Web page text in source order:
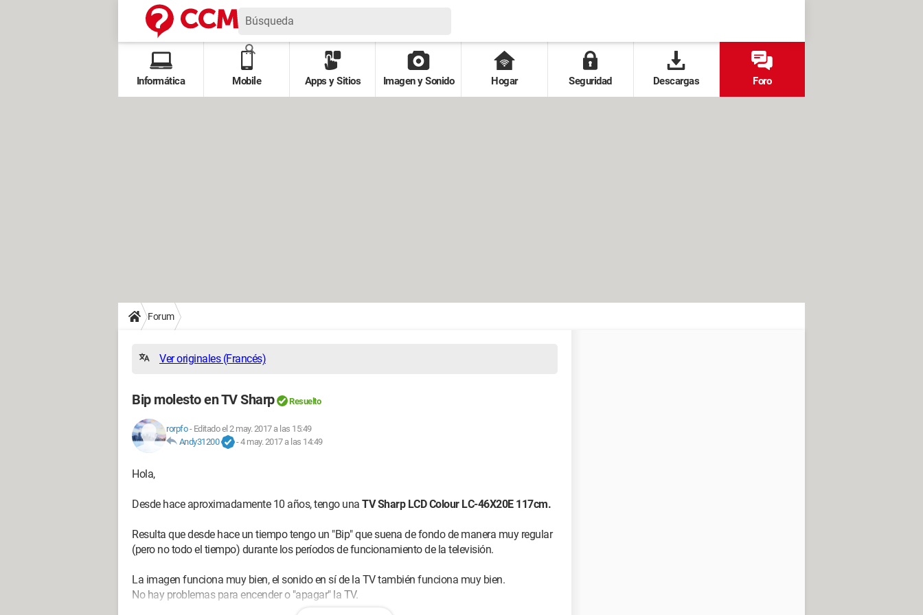
Informática Mobile Apps y Sitios Imagen y Sonido Hogar Seguridad Descargas Foro
Forum
Ver originales (Francés)
Bip molesto en TV Sharp Resuelto
rorpfo- Editado el 2 may. 2017 a las 15:49
Andy31200
-4 may. 2017 a las 14:49
Hola,
Desde hace aproximadamente 10 años, tengo una TV Sharp LCD Colour LC-46X20E 117cm.
Resulta que desde hace un tiempo tengo un "Bip" que suena de fondo de manera muy regular
(pero no todo el tiempo) durante los períodos de funcionamiento de la televisión.
La imagen funciona muy bien, el sonido en sí de la TV también funciona muy bien.
No hay problemas para encender o "apagar" la TV.